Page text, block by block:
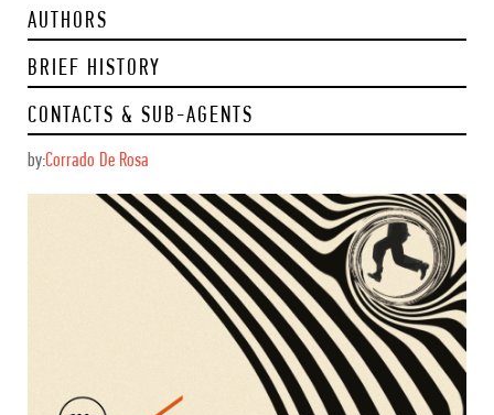
AUTHORS
BRIEF HISTORY
CONTACTS & SUB-AGENTS
by:Corrado De Rosa